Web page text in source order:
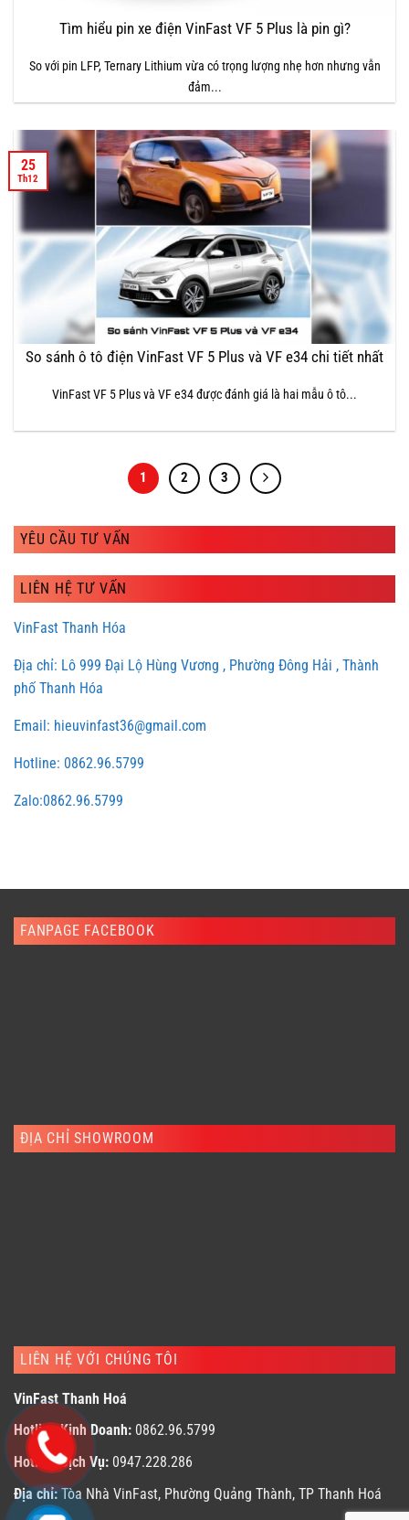
Tìm hiểu pin xe điện VinFast VF 5 Plus là pin gì?
So với pin LFP, Ternary Lithium vừa có trọng lượng nhẹ hơn nhưng vẫn
đảm...
So sánh ô tô điện VinFast VF 5 Plus và VF e34 chi tiết nhất
VinFast VF 5 Plus và VF e34 được đánh giá là hai mẫu ô tô...
25
Th12
1 2 3
YÊU CẦU TƯ VẤN
LIÊN HỆ TƯ VẤN
VinFast Thanh Hóa
Địa chỉ: Lô 999 Đại Lộ Hùng Vương , Phường Đông Hải , Thành
phố Thanh Hóa
Email: hieuvinfast36@gmail.com
Hotline: 0862.96.5799
Zalo:0862.96.5799
FANPAGE FACEBOOK
ĐỊA CHỈ SHOWROOM
LIÊN HỆ VỚI CHÚNG TÔI
VinFast Thanh Hoá
Hotline Kinh Doanh: 0862.96.5799
Hotline Dịch Vụ: 0947.228.286
Địa chỉ:Tòa Nhà VinFast, Phường Quảng Thành, TP Thanh Hoá